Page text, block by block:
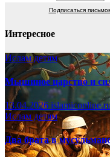
Подписаться
Интересное
Ислам детям
Мышиное царство и
13.04.2026
Ислам детям
Два брата в